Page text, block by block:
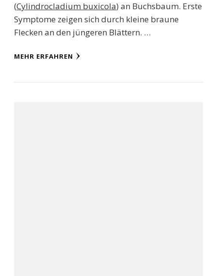
(Cylindrocladium buxicola) an Buchsbaum. Erste
Symptome zeigen sich durch kleine braune
Flecken an den jüngeren Blättern. …
MEHR ERFAHREN